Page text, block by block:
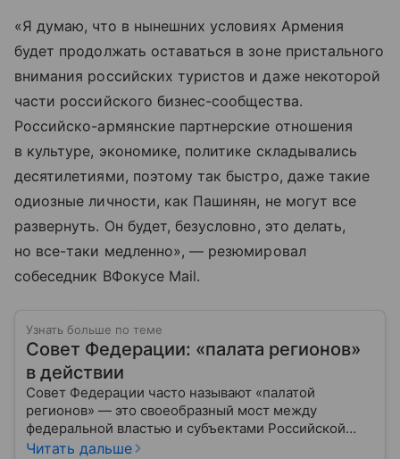
«Я думаю, что в нынешних условиях Армения
будет продолжать оставаться в зоне пристального
внимания российских туристов и даже некоторой
части российского бизнес-сообщества.
Российско-армянские партнерские отношения
в культуре, экономике, политике складывались
десятилетиями, поэтому так быстро, даже такие
одиозные личности, как Пашинян, не могут все
развернуть. Он будет, безусловно, это делать,
но все-таки медленно», — резюмировал
собеседник ВФокусе Mail.
Узнать больше по теме
Совет Федерации: «палата регионов»
в действии
Совет Федерации часто называют «палатой
регионов» — это своеобразный мост между
федеральной властью и субъектами Российской
Федерации. Если Государственная Дума выражает
Читать дальше